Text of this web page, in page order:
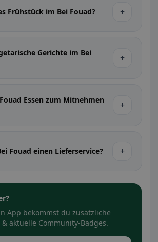
Frühstück im Bei Fouad? +
Gerichte im Bei
+
Essen zum Mitnehmen
+
Fouad einen Lieferservice? +
App bekommst du zusätzliche
aktuelle Community-Badges.